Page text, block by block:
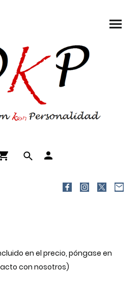
en el precio, póngase en
con nosotros)